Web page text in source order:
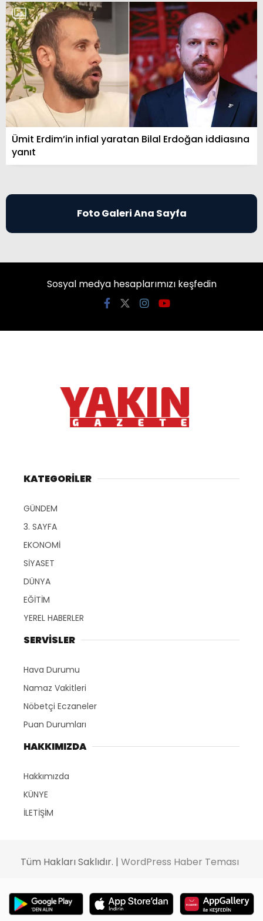
Ümit Erdim’in infial yaratan Bilal Erdoğan iddiasına
yanıt
Foto Galeri Ana Sayfa
Sosyal medya hesaplarımızı keşfedin
KATEGORİLER
GÜNDEM
3. SAYFA
EKONOMİ
SİYASET
DÜNYA
EĞİTİM
YEREL HABERLER
SERVİSLER
Hava Durumu
Namaz Vakitleri
Nöbetçi Eczaneler
Puan Durumları
HAKKIMIZDA
Hakkımızda
KÜNYE
İLETİŞİM
Tüm Hakları Saklıdır. | WordPress Haber Teması